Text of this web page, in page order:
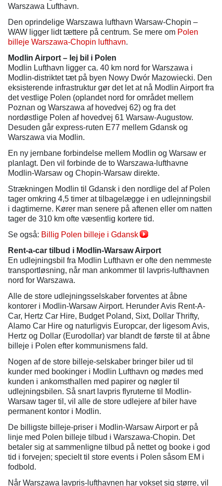
Warszawa Lufthavn.
Den oprindelige Warszawa lufthavn Warsaw-Chopin –
WAW ligger lidt tættere på centrum. Se mere om Polen
billeje Warszawa-Chopin lufthavn.
Modlin Airport – lej bil i Polen
Modlin Lufthavn ligger ca. 40 km nord for Warszawa i
Modlin-distriktet tæt på byen Nowy Dwór Mazowiecki. Den
eksisterende infrastruktur gør det let at nå Modlin Airport fra
det vestlige Polen (oplandet nord for området mellem
Poznan og Warszawa af hovedvej 62) og fra det
nordøstlige Polen af hovedvej 61 Warsaw-Augustow.
Desuden går express-ruten E77 mellem Gdansk og
Warszawa via Modlin.
En ny jernbane forbindelse mellem Modlin og Warsaw er
planlagt. Den vil forbinde de to Warszawa-lufthavne
Modlin-Warsaw og Chopin-Warsaw direkte.
Strækningen Modlin til Gdansk i den nordlige del af Polen
tager omkring 4,5 timer at tilbagelægge i en udlejnningsbil
i dagtimerne. Kører man senere på aftenen eller om natten
tager de 310 km ofte væsentlig kortere tid.
Se også: Billig Polen billeje i Gdansk
Rent-a-car tilbud i Modlin-Warsaw Airport
En udlejningsbil fra Modlin Lufthavn er ofte den nemmeste
transportløsning, når man ankommer til lavpris-lufthavnen
nord for Warszawa.
Alle de store udlejningsselskaber forventes at åbne
kontorer i Modlin-Warsaw Airport. Herunder Avis Rent-A-
Car, Hertz Car Hire, Budget Poland, Sixt, Dollar Thrifty,
Alamo Car Hire og naturligvis Europcar, der ligesom Avis,
Hertz og Dollar (Eurodollar) var blandt de første til at åbne
billeje i Polen efter kommunismens fald.
Nogen af de store billeje-selskaber bringer biler ud til
kunder med bookinger i Modlin Lufthavn og mødes med
kunden i ankomsthallen med papirer og nøgler til
udlejningsbilen. Så snart lavpris flyruterne til Modlin-
Warsaw tager til, vil alle de store udlejere af biler have
permanent kontor i Modlin.
De billigste billeje-priser i Modlin-Warsaw Airport er på
linje med Polen billeje tilbud i Warszawa-Chopin. Det
betaler sig at sammenligne tilbud på nettet og booke i god
tid i forvejen; specielt til store events i Polen såsom EM i
fodbold.
Når Warszawa lavpris-lufthavnen har vokset sig større, vil